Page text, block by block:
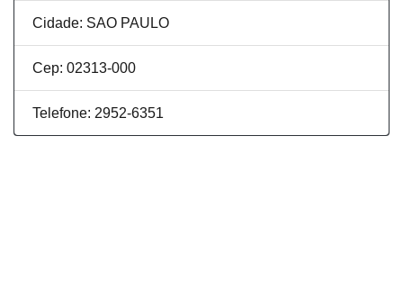
Cidade: SAO PAULO
Cep: 02313-000
Telefone: 2952-6351